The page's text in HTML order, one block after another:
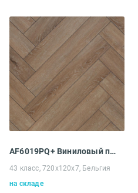
AF6019PQ+ Виниловый пол Aquafloor Parquet
43 класс, 720x120x7, Бельгия
на складе